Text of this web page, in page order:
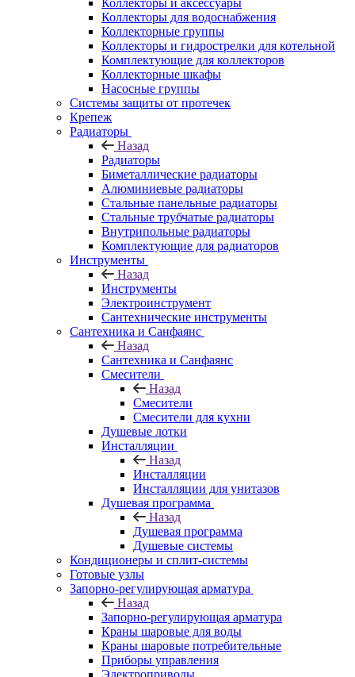
Коллекторы и аксессуары
Коллекторы для водоснабжения
Коллекторные группы
Коллекторы и гидрострелки для котельной
Комплектующие для коллекторов
Коллекторные шкафы
Насосные группы
Системы защиты от протечек
Крепеж
Радиаторы
Назад
Радиаторы
Биметаллические радиаторы
Алюминиевые радиаторы
Стальные панельные радиаторы
Стальные трубчатые радиаторы
Внутрипольные радиаторы
Комплектующие для радиаторов
Инструменты
Назад
Инструменты
Электроинструмент
Сантехнические инструменты
Сантехника и Санфаянс
Назад
Сантехника и Санфаянс
Смесители
Назад
Смесители
Смесители для кухни
Душевые лотки
Инсталляции
Назад
Инсталляции
Инсталляции для унитазов
Душевая программа
Назад
Душевая программа
Душевые системы
Кондиционеры и сплит-системы
Готовые узлы
Запорно-регулирующая арматура
Назад
Запорно-регулирующая арматура
Краны шаровые для воды
Краны шаровые потребительные
Приборы управления
Электроприводы